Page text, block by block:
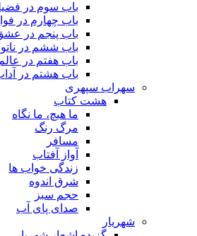
باب سوم در
باب چهارم در
باب پنجم در
باب ششم در
باب هفتم در
باب هشتم در
سهراب سپهری
هشت کتاب
ما هیچ، ما نگاه
مرگ رنگ
مسافر
آواز آفتاب
زندگی خواب ها
شرق اندوه
حجم سبز
صدای پای آب
شهریار